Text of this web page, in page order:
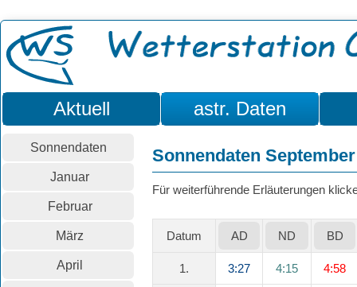
Aktuell astr. Daten
Sonnendaten
Januar
Februar
März
April
Sonnendaten September
Für weiterführende Erläuterungen
Datum AD ND BD
1. 3:27 4:15 4:58